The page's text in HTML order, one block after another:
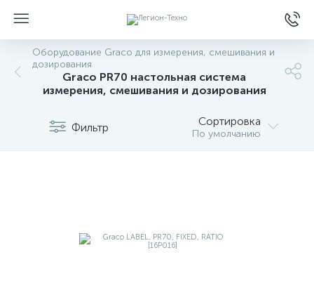
Оборудование Graco для измерения, смешивания и
дозирования
Graco PR70 настольная система
измерения, смешивания и дозирования
Фильтр Сортировка
По умолчанию